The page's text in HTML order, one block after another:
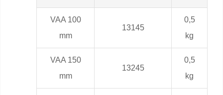
VAA 100
mm
13145
0,5
kg
VAA 150
mm
13245
0,5
kg